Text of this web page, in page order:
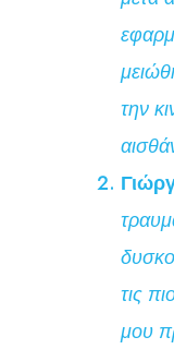
την
τις
μου